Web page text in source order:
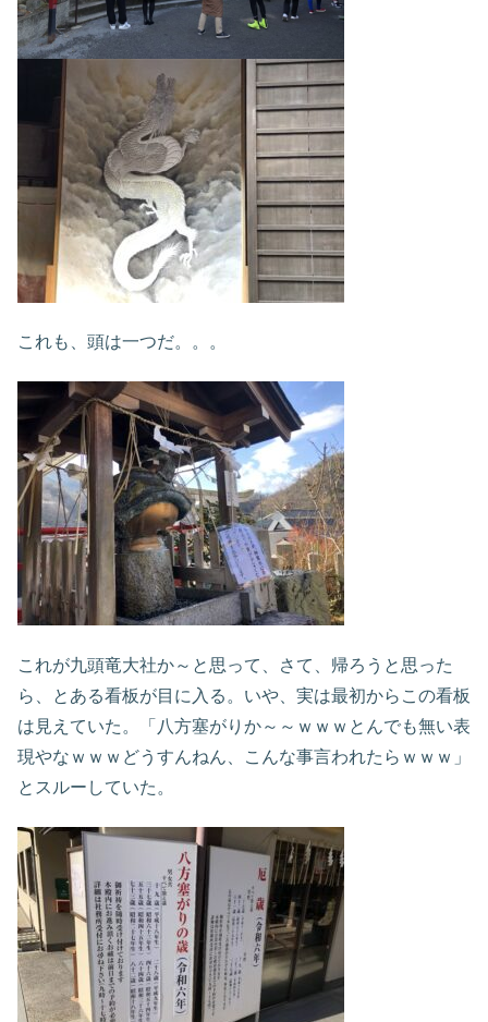
これも、頭は一つだ。。。
これが九頭竜大社か～と思って、さて、帰ろうと思った
ら、とある看板が目に入る。いや、実は最初からこの看板
は見えていた。「八方塞がりか～～ｗｗｗとんでも無い表
現やなｗｗｗどうすんねん、こんな事言われたらｗｗｗ」
とスルーしていた。